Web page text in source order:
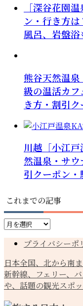
［深谷花園
ン・行き方
風呂、岩盤浴
熊谷天然温
級の温活カ
き方・割引
川越［小江
然温泉・サ
引クーポン
これまでの記事
こ
で
の
記
事
プライバシーポ
日本全国、北から南
新幹線、フェリー、
や、話題の観光スポ